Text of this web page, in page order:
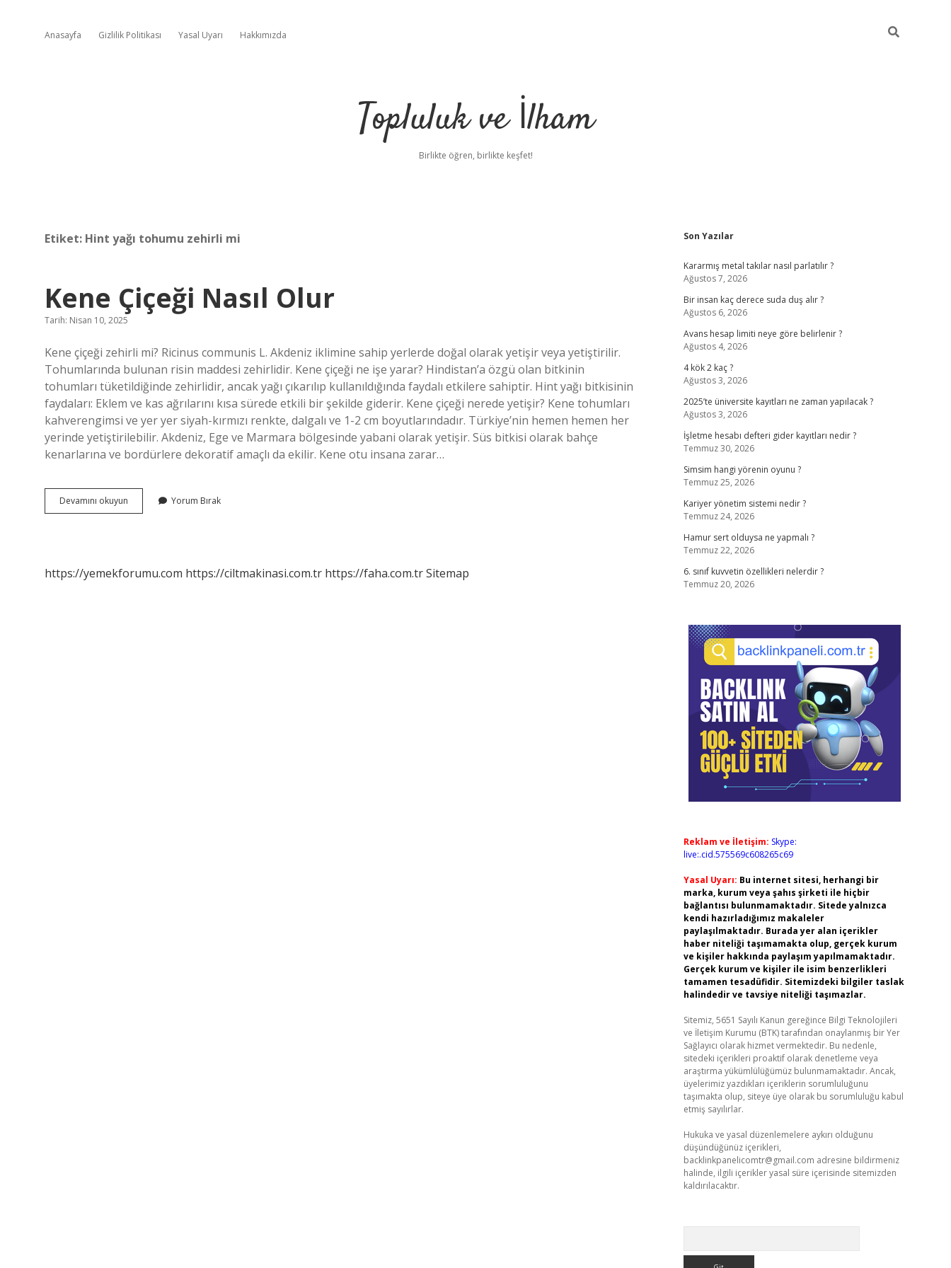
Anasayfa Gizlilik Politikası Yasal Uyarı Hakkımızda
Topluluk ve İlham
Birlikte öğren, birlikte keşfet!
Etiket: Hint yağı tohumu zehirli mi
Kene Çiçeği Nasıl Olur
Tarih: Nisan 10, 2025
Kene çiçeği zehirli mi? Ricinus communis L. Akdeniz iklimine sahip yerlerde doğal olarak yetişir veya yetiştirilir.
Tohumlarında bulunan risin maddesi zehirlidir. Kene çiçeği ne işe yarar? Hindistan’a özgü olan bitkinin
tohumları tüketildiğinde zehirlidir, ancak yağı çıkarılıp kullanıldığında faydalı etkilere sahiptir. Hint yağı bitkisinin
faydaları: Eklem ve kas ağrılarını kısa sürede etkili bir şekilde giderir. Kene çiçeği nerede yetişir? Kene tohumları
kahverengimsi ve yer yer siyah-kırmızı renkte, dalgalı ve 1-2 cm boyutlarındadır. Türkiye’nin hemen hemen her
yerinde yetiştirilebilir. Akdeniz, Ege ve Marmara bölgesinde yabani olarak yetişir. Süs bitkisi olarak bahçe
kenarlarına ve bordürlere dekoratif amaçlı da ekilir. Kene otu insana zarar…
Devamını okuyun
Çiçeği
Yorum Bırak
https://yemekforumu.com https://ciltmakinasi.com.tr https://faha.com.trSitemap
Sidebar
Son Yazılar
Kararmış metal takılar nasıl parlatılır ?
Ağustos 7, 2026
Bir insan kaç derece suda duş alır ?
Ağustos 6, 2026
Avans hesap limiti neye göre belirlenir ?
Ağustos 4, 2026
4 kök 2 kaç ?
Ağustos 3, 2026
2025’te üniversite kayıtları ne zaman yapılacak ?
Ağustos 3, 2026
İşletme hesabı defteri gider kayıtları nedir ?
Temmuz 30, 2026
Simsim hangi yörenin oyunu ?
Temmuz 25, 2026
Kariyer yönetim sistemi nedir ?
Temmuz 24, 2026
Hamur sert olduysa ne yapmalı ?
Temmuz 22, 2026
6. sınıf kuvvetin özellikleri nelerdir ?
Temmuz 20, 2026
Reklam ve İletişim: Skype:
live:.cid.575569c608265c69
Yasal Uyarı: Bu internet sitesi, herhangi bir
marka, kurum veya şahıs şirketi ile hiçbir
bağlantısı bulunmamaktadır. Sitede yalnızca
kendi hazırladığımız makaleler
paylaşılmaktadır. Burada yer alan içerikler
haber niteliği taşımamakta olup, gerçek kurum
ve kişiler hakkında paylaşım yapılmamaktadır.
Gerçek kurum ve kişiler ile isim benzerlikleri
tamamen tesadüfidir. Sitemizdeki bilgiler taslak
halindedir ve tavsiye niteliği taşımazlar.
Sitemiz, 5651 Sayılı Kanun gereğince Bilgi Teknolojileri
ve İletişim Kurumu (BTK) tarafından onaylanmış bir Yer
Sağlayıcı olarak hizmet vermektedir. Bu nedenle,
sitedeki içerikleri proaktif olarak denetleme veya
araştırma yükümlülüğümüz bulunmamaktadır. Ancak,
üyelerimiz yazdıkları içeriklerin sorumluluğunu
taşımakta olup, siteye üye olarak bu sorumluluğu kabul
etmiş sayılırlar.
Hukuka ve yasal düzenlemelere aykırı olduğunu
düşündüğünüz içerikleri,
backlinkpanelicomtr@gmail.com adresine bildirmeniz
halinde, ilgili içerikler yasal süre içerisinde sitemizden
kaldırılacaktır.